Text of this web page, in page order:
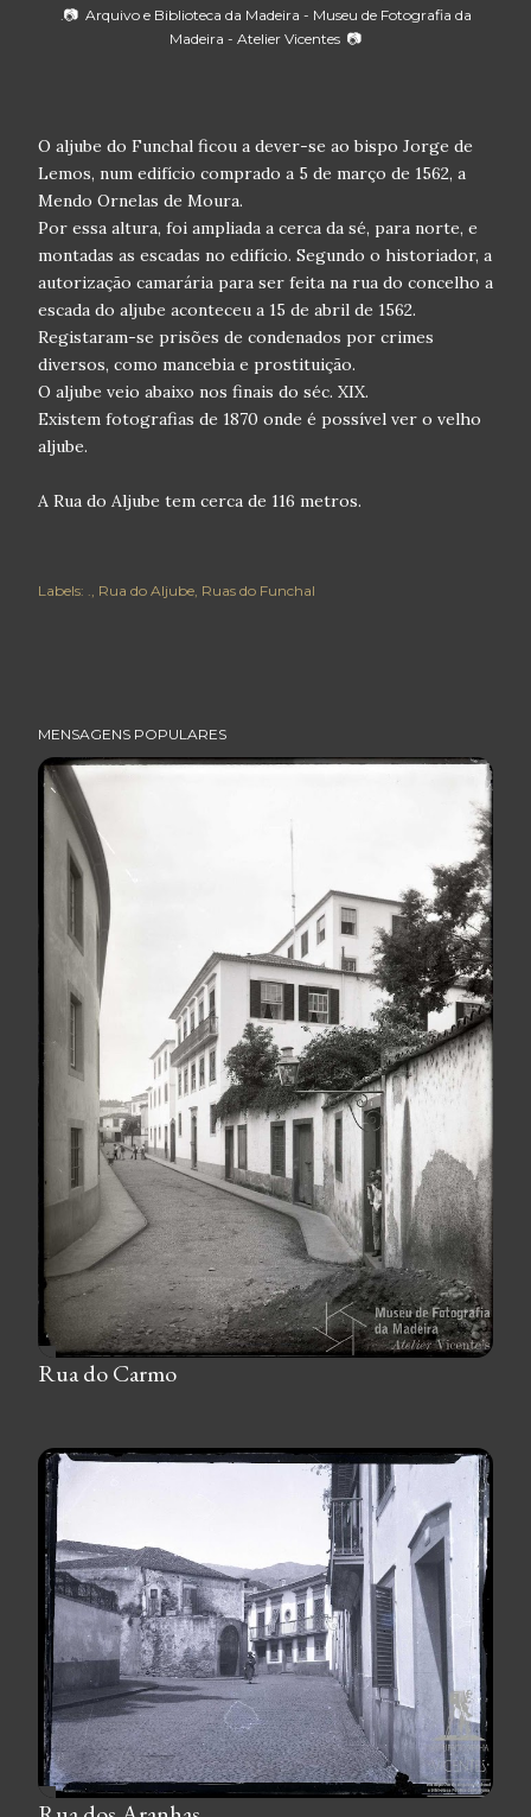
.📷 Arquivo e Biblioteca da Madeira - Museu de Fotografia da
Madeira - Atelier Vicentes 📷
O aljube do Funchal ficou a dever-se ao bispo Jorge de
Lemos, num edifício comprado a 5 de março de 1562, a
Mendo Ornelas de Moura.
Por essa altura, foi ampliada a cerca da sé, para norte, e
montadas as escadas no edifício. Segundo o historiador, a
autorização camarária para ser feita na rua do concelho a
escada do aljube aconteceu a 15 de abril de 1562.
Registaram-se prisões de condenados por crimes
diversos, como mancebia e prostituição.
O aljube veio abaixo nos finais do séc. XIX.
Existem fotografias de 1870 onde é possível ver o velho
aljube.
A Rua do Aljube tem cerca de 116 metros.
Labels: . Rua do Aljube Ruas do Funchal
MENSAGENS POPULARES
Rua do Carmo